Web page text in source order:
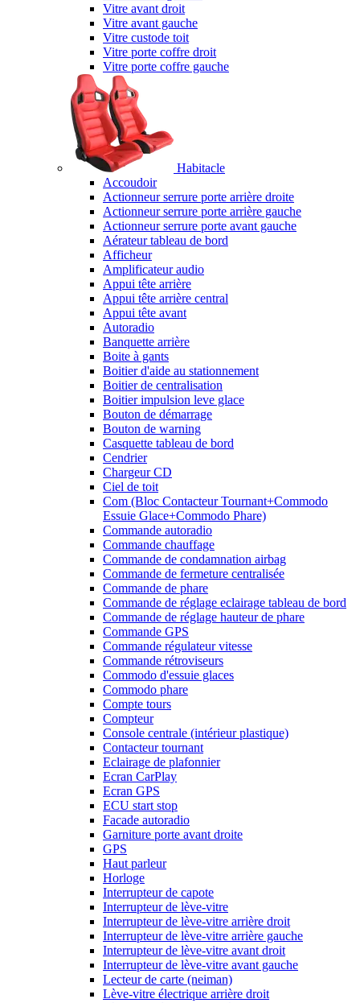
Vitre avant droit
Vitre avant gauche
Vitre custode toit
Vitre porte coffre droit
Vitre porte coffre gauche
Habitacle
Accoudoir
Actionneur serrure porte arrière droite
Actionneur serrure porte arrière gauche
Actionneur serrure porte avant gauche
Aérateur tableau de bord
Afficheur
Amplificateur audio
Appui tête arrière
Appui tête arrière central
Appui tête avant
Autoradio
Banquette arrière
Boite à gants
Boitier d'aide au stationnement
Boitier de centralisation
Boitier impulsion leve glace
Bouton de démarrage
Bouton de warning
Casquette tableau de bord
Cendrier
Chargeur CD
Ciel de toit
Com (Bloc Contacteur Tournant+Commodo
Essuie Glace+Commodo Phare)
Commande autoradio
Commande chauffage
Commande de condamnation airbag
Commande de fermeture centralisée
Commande de phare
Commande de réglage eclairage tableau de bord
Commande de réglage hauteur de phare
Commande GPS
Commande régulateur vitesse
Commande rétroviseurs
Commodo d'essuie glaces
Commodo phare
Compte tours
Compteur
Console centrale (intérieur plastique)
Contacteur tournant
Eclairage de plafonnier
Ecran CarPlay
Ecran GPS
ECU start stop
Facade autoradio
Garniture porte avant droite
GPS
Haut parleur
Horloge
Interrupteur de capote
Interrupteur de lève-vitre
Interrupteur de lève-vitre arrière droit
Interrupteur de lève-vitre arrière gauche
Interrupteur de lève-vitre avant droit
Interrupteur de lève-vitre avant gauche
Lecteur de carte (neiman)
Lève-vitre électrique arrière droit